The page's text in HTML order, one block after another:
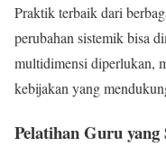
Praktik terbaik dari
perubahan sistemik bisa
multidimensi diperlukan,
kebijakan yang
Pelatihan Guru